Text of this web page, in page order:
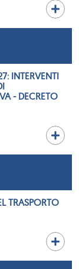
INTERVENTI
- DECRETO
TRASPORTO